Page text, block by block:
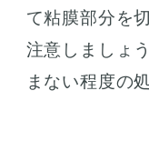
て粘膜部分を
注意しましょ
まない程度の